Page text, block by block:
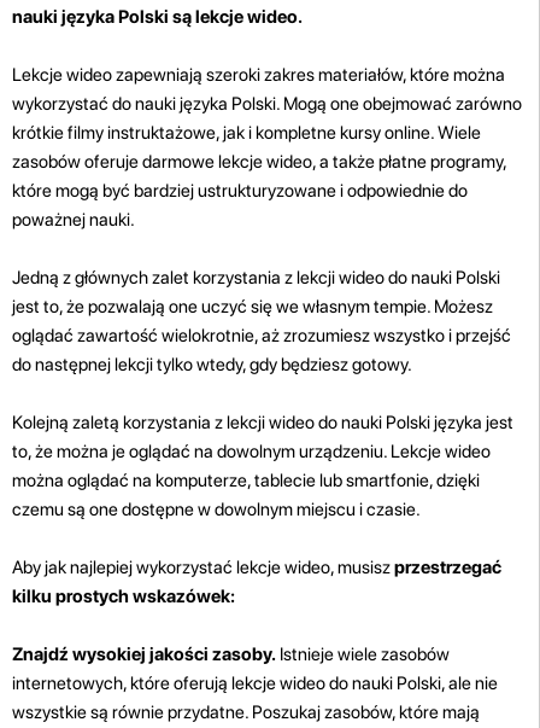
nauki języka Polski są lekcje wideo.
Lekcje wideo zapewniają szeroki zakres materiałów, które można
wykorzystać do nauki języka Polski. Mogą one obejmować zarówno
krótkie filmy instruktażowe, jak i kompletne kursy online. Wiele
zasobów oferuje darmowe lekcje wideo, a także płatne programy,
które mogą być bardziej ustrukturyzowane i odpowiednie do
poważnej nauki.
Jedną z głównych zalet korzystania z lekcji wideo do nauki Polski
jest to, że pozwalają one uczyć się we własnym tempie. Możesz
oglądać zawartość wielokrotnie, aż zrozumiesz wszystko i przejść
do następnej lekcji tylko wtedy, gdy będziesz gotowy.
Kolejną zaletą korzystania z lekcji wideo do nauki Polski języka jest
to, że można je oglądać na dowolnym urządzeniu. Lekcje wideo
można oglądać na komputerze, tablecie lub smartfonie, dzięki
czemu są one dostępne w dowolnym miejscu i czasie.
Aby jak najlepiej wykorzystać lekcje wideo, musiszprzestrzegać
kilku prostych wskazówek:
Znajdź wysokiej jakości zasoby. Istnieje wiele zasobów
internetowych, które oferują lekcje wideo do nauki Polski, ale nie
wszystkie są równie przydatne. Poszukaj zasobów, które mają